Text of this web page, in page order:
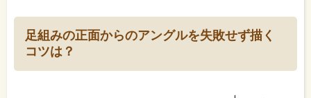
足組みの正面からのアングルを失敗せず描く
コツは？